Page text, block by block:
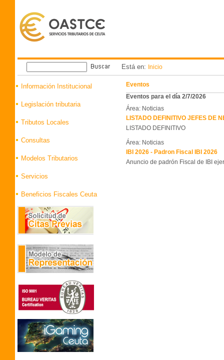
Está en: Inicio
Información Institucional
Legislación tributaria
Tributos Locales
Consultas
Modelos Tributarios
Servicios
Beneficios Fiscales Ceuta
Eventos
Eventos para el día 2/7/2026
Área: Noticias
LISTADO DEFINITIVO JEFES DE
LISTADO DEFINITIVO
Área: Noticias
IBI 2026 - Padron Fiscal IBI 2026
Anuncio de padrón Fiscal de IBI